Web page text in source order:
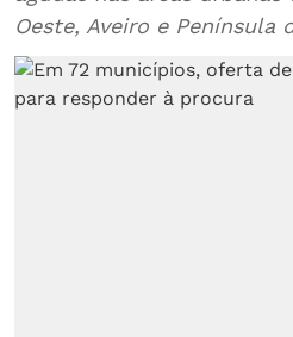
Oeste, Aveiro e Península